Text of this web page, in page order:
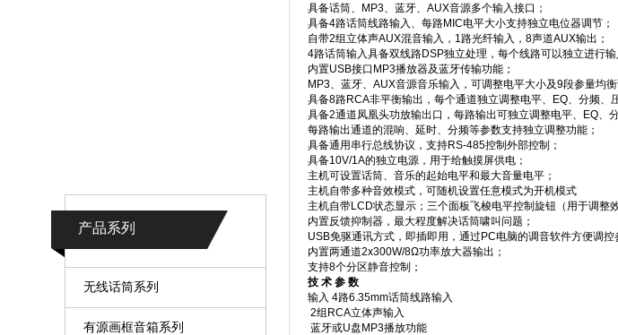
产品系列
无线话筒系列
有源画框音箱系列
具备话筒、MP3、蓝牙、AUX音源多个输入接口；
具备4路话筒线路输入、每路MIC电平大小支持独立电位器调节；
自带2组立体声AUX混音输入，1路光纤输入，8声道AUX输出；
4路话筒输入具备双线路DSP独立处理，每个线路可以独立进行
内置USB接口MP3播放器及蓝牙传输功能；
MP3、蓝牙、AUX音源音乐输入，可调整电平大小及9段参量均
具备8路RCA非平衡输出，每个通道独立调整电平、EQ、分频、
具备2通道凤凰头功放输出口，每路输出可独立调整电平、EQ、
每路输出通道的混响、延时、分频等参数支持独立调整功能；
具备通用串行总线协议，支持RS-485控制外部控制；
具备10V/1A的独立电源，用于给触摸屏供电；
主机可设置话筒、音乐的起始电平和最大音量电平；
主机自带多种音效模式，可随机设置任意模式为开机模式
主机自带LCD状态显示；三个面板飞梭电平控制旋钮（用于调
内置反馈抑制器，最大程度解决话筒啸叫问题；
USB免驱通讯方式，即插即用，通过PC电脑的调音软件方便调控
内置两通道2x300W/8Ω功率放大器输出；
支持8个分区静音控制；
技 术 参 数
输入 4路6.35mm话筒线路输入
2组RCA立体声输入
蓝牙或U盘MP3播放功能